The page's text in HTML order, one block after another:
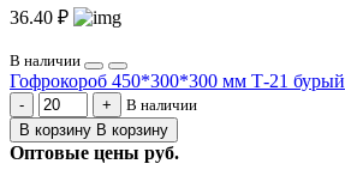
36.40 ₽
В наличии
Гофрокороб 450*300*300 мм Т-21 бурый
В наличии
В корзину В корзину
Оптовые цены руб.